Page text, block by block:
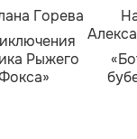
Горева
Рыжего